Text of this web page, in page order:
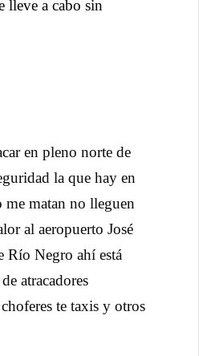
lleve a cabo sin
en pleno norte de
la que hay en
me matan no lleguen
al aeropuerto José
Río Negro ahí está
atracadores
te taxis y otros